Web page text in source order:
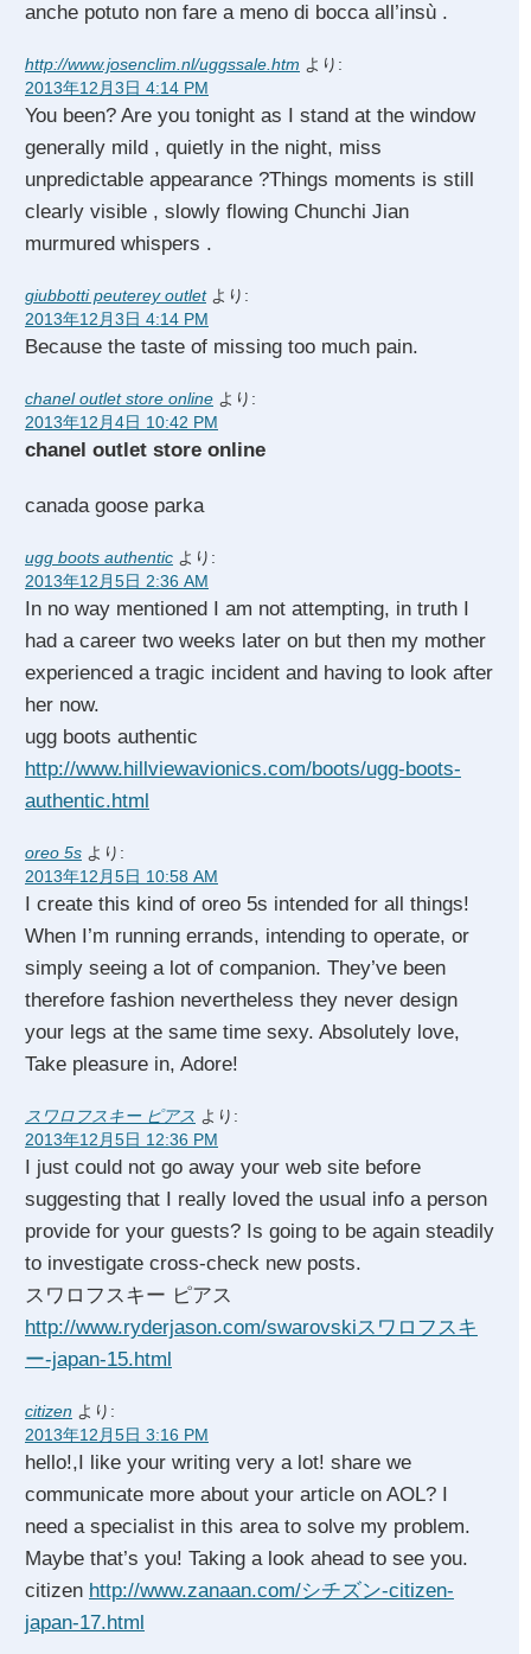
anche potuto non fare a meno di bocca all’insù .
http://www.josenclim.nl/uggssale.htm より:
2013年12月3日 4:14 PM
You been? Are you tonight as I stand at the window
generally mild , quietly in the night, miss
unpredictable appearance ?Things moments is still
clearly visible , slowly flowing Chunchi Jian
murmured whispers .
giubbotti peuterey outlet より:
2013年12月3日 4:14 PM
Because the taste of missing too much pain.
chanel outlet store online より:
2013年12月4日 10:42 PM
chanel outlet store online
canada goose parka
ugg boots authentic より:
2013年12月5日 2:36 AM
In no way mentioned I am not attempting, in truth I
had a career two weeks later on but then my mother
experienced a tragic incident and having to look after
her now.
ugg boots authentic
http://www.hillviewavionics.com/boots/ugg-boots-
authentic.html
oreo 5s より:
2013年12月5日 10:58 AM
I create this kind of oreo 5s intended for all things!
When I’m running errands, intending to operate, or
simply seeing a lot of companion. They’ve been
therefore fashion nevertheless they never design
your legs at the same time sexy. Absolutely love,
Take pleasure in, Adore!
スワロフスキー ピアス より:
2013年12月5日 12:36 PM
I just could not go away your web site before
suggesting that I really loved the usual info a person
provide for your guests? Is going to be again steadily
to investigate cross-check new posts.
スワロフスキー ピアス
http://www.ryderjason.com/swarovskiスワロフスキ
ー-japan-15.html
citizen より:
2013年12月5日 3:16 PM
hello!,I like your writing very a lot! share we
communicate more about your article on AOL? I
need a specialist in this area to solve my problem.
Maybe that’s you! Taking a look ahead to see you.
citizen http://www.zanaan.com/シチズン-citizen-
japan-17.html